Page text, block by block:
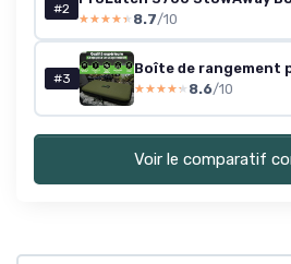
#2
★★★★★
★★★★★ 8.7/10
#3
★★★★★
★★★★★ 8.6/10
Voir le comparatif